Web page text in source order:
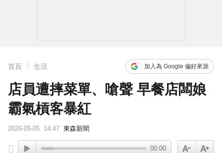
首頁 生活 加入為 Google 偏好來源
店員遭摔菜單、嗆聲 早餐店闆娘
霸氣槓客暴紅
2026-05-05 14:47 東森新聞
00:00